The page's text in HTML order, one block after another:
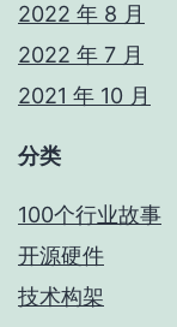
2022 年 8 月
2022 年 7 月
2021 年 10 月
分类
100个行业故事
开源硬件
技术构架